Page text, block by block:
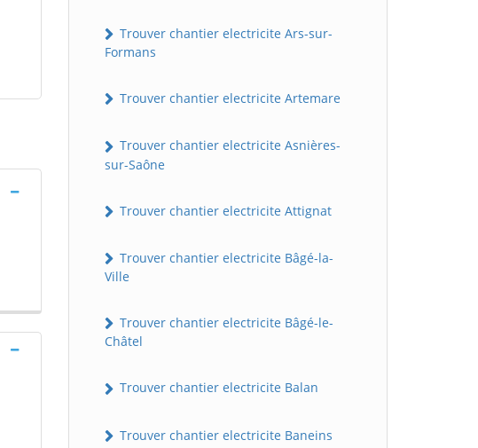
Trouver chantier electricite Ars-sur-
Formans
Trouver chantier electricite Artemare
Trouver chantier electricite Asnières-
sur-Saône
Trouver chantier electricite Attignat
Trouver chantier electricite Bâgé-la-
Ville
Trouver chantier electricite Bâgé-le-
Châtel
Trouver chantier electricite Balan
Trouver chantier electricite Baneins